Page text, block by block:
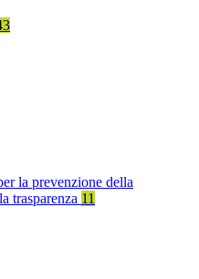
la prevenzione della
trasparenza 11